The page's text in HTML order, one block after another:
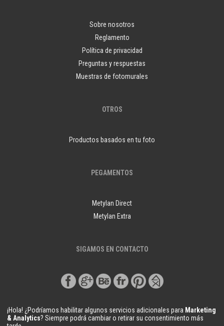
Sobre nosotros
Reglamento
Política de privacidad
Preguntas y respuestas
Muestras de fotomurales
OTROS
Productos basados en tu foto
PEGAMENTOS
Metylan Direct
Metylan Extra
SIGAMOS EN CONTACTO
¡Hola! ¿Podríamos habilitar algunos servicios adicionales para Marketing
& Analytics? Siempre podrá cambiar o retirar su consentimiento más